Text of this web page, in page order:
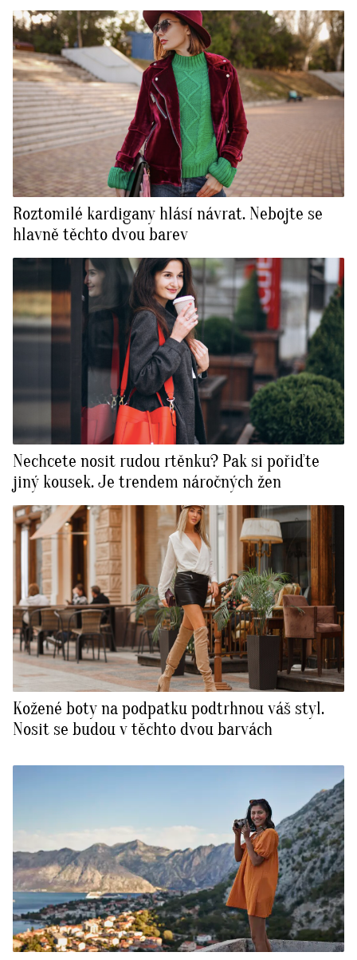
Roztomilé kardigany hlásí návrat. Nebojte se
hlavně těchto dvou barev
Nechcete nosit rudou rtěnku? Pak si pořiďte
jiný kousek. Je trendem náročných žen
Kožené boty na podpatku podtrhnou váš styl.
Nosit se budou v těchto dvou barvách